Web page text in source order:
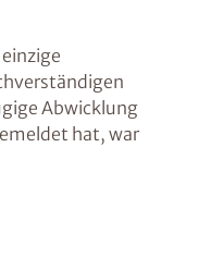
Abwicklung
hat, war